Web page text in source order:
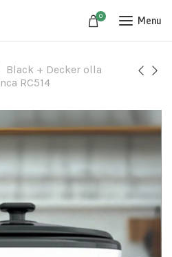
0 Menu
Black + Decker olla
RC514